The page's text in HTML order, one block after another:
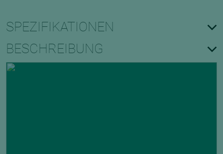
SPEZIFIKATIONEN
BESCHREIBUNG